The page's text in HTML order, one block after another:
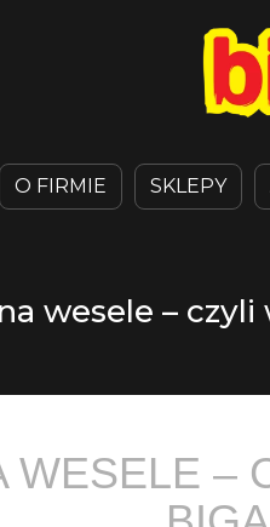
O FIRMIE SKLEPY
wesele –
WESELE –